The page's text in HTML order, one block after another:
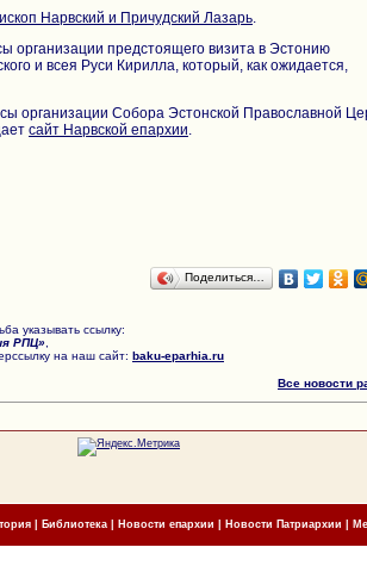
Нарвский и Причудский Лазарь.
организации предстоящего визита в Эстонию
и всея Руси Кирилла, который, как ожидается,
организации Собора Эстонской Православной
сайт Нарвской епархии.
Поделиться…
указывать ссылку:
РПЦ»
на наш сайт: baku-eparhia.ru
Все новости
| Библиотека Новости епархии Новости Патриархии